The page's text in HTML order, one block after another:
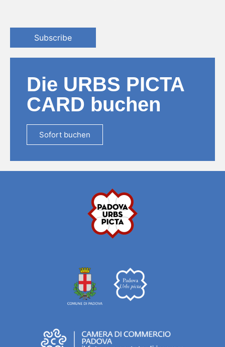
Subscribe
Die URBS PICTA
CARD buchen
Sofort buchen